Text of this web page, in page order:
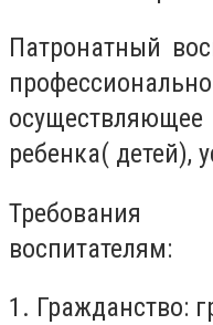
Патронатный
ребенка( детей),
воспитателям:
1. Гражданство: